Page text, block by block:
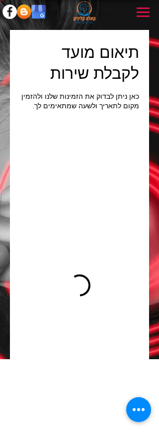
תיאום מועד
לקבלת שירות
כאן ניתן לבדוק את הזמינות שלנו ולהזמין
מקום לתאריך ולשעה שמתאימים לך.